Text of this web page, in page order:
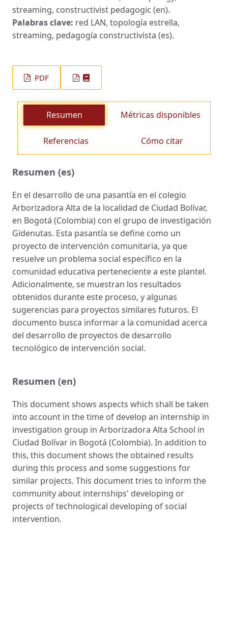
streaming, constructivist pedagogic (en).
Palabras clave: red LAN, topología estrella,
streaming, pedagogía constructivista (es).
PDF
Resumen Métricas disponibles
Referencias Cómo citar
Resumen (es)
En el desarrollo de una pasantía en el colegio
Arborizadora Alta de la localidad de Ciudad Bolívar,
en Bogotá (Colombia) con el grupo de investigación
Gidenutas. Esta pasantía se define como un
proyecto de intervención comunitaria, ya que
resuelve un problema social específico en la
comunidad educativa perteneciente a este plantel.
Adicionalmente, se muestran los resultados
obtenidos durante este proceso, y algunas
sugerencias para proyectos similares futuros. El
documento busca informar a la comunidad acerca
del desarrollo de proyectos de desarrollo
tecnológico de intervención social.
Resumen (en)
This document shows aspects which shall be taken
into account in the time of develop an internship in
investigation group in Arborizadora Alta School in
Ciudad Bolívar in Bogotá (Colombia). In addition to
this, this document shows the obtained results
during this process and some suggestions for
similar projects. This document tries to inform the
community about internships' developing or
projects of technological developing of social
intervention.